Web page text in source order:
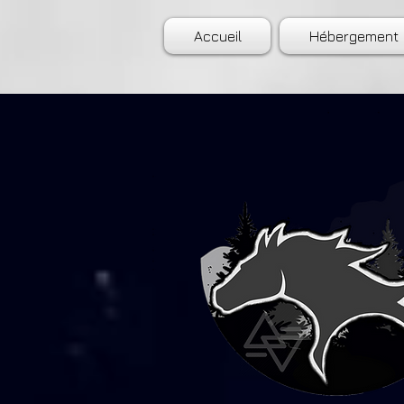
Accueil Hébergement